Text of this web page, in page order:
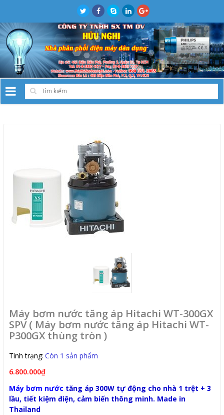
Máy bơm nước tăng áp Hitachi WT-300GX
SPV ( Máy bơm nước tăng áp Hitachi WT-
P300GX thùng tròn )
Tình trạng: Còn 1 sản phẩm
6.800.000₫
Máy bơm nước tăng áp 300W tự động cho nhà 1 trệt + 3
lầu, tiết kiệm điện, cảm biến thông minh. Made in
Thailand